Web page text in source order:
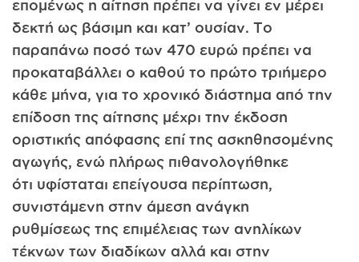
επομένως η αίτηση πρέπει να γίνει εν μέρει
δεκτή ως βάσιμη και κατ’ ουσίαν. Το
παραπάνω ποσό των 470 ευρώ πρέπει να
προκαταβάλλει ο καθού το πρώτο τριήμερο
κάθε μήνα, για το χρονικό διάστημα από την
επίδοση της αίτησης μέχρι την έκδοση
οριστικής απόφασης επί της ασκηθησομένης
αγωγής, ενώ πλήρως πιθανολογήθηκε
ότι υφίσταται επείγουσα περίπτωση,
συνιστάμενη στην άμεση ανάγκη
ρυθμίσεως της επιμέλειας των ανηλίκων
τέκνων των διαδίκων αλλά και στην